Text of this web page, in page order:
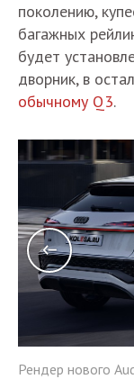
поколению,
багажных
будет
дворник, в
обычному Q3.
Рендер нового